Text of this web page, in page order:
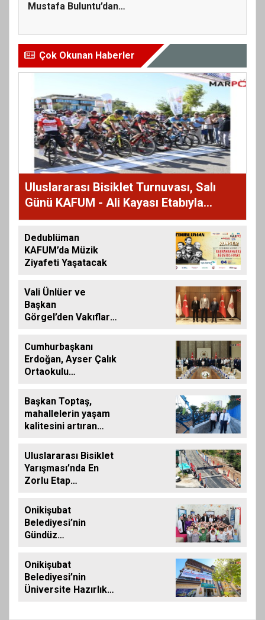
Mustafa Buluntu’dan
Çok Okunan Haberler
Uluslararası Bisiklet Turnuvası, Salı
Günü KAFUM - Ali Kayası Etabıyla
Başlıyor
Dedublüman
KAFUM’da Müzik
Ziyafeti Yaşatacak
Vali Ünlüer ve
Başkan
Görgel’den Vakıflar
ziyaret
Cumhurbaşkanı
Erdoğan, Ayser Çalık
Ortaokulu
Aileleriyle Bir Araya
Geldi
Başkan Toptaş,
mahallelerin yaşam
kalitesini artıran
Uluslararası Bisiklet
Yarışması’nda En
Zorlu Etap
Onikişubat
Belediyesi’nin
Gündüz
dönemin ön kayıtları
başladı
Onikişubat
Belediyesi’nin
Üniversite Hazırlık